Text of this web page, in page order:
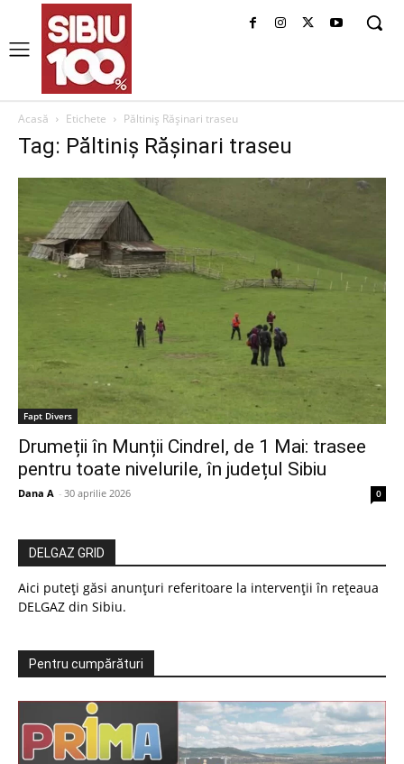
Acasă Etichete Păltiniș Rășinari traseu
Tag: Păltiniș Rășinari traseu
Fapt Divers
Drumeții în Munții Cindrel, de 1 Mai: trasee
pentru toate nivelurile, în județul Sibiu
Dana A - 30 aprilie 2026 0
DELGAZ GRID
Aici puteți găsi anunțuri referitoare la intervenții în rețeaua
DELGAZ din Sibiu.
Pentru cumpărături